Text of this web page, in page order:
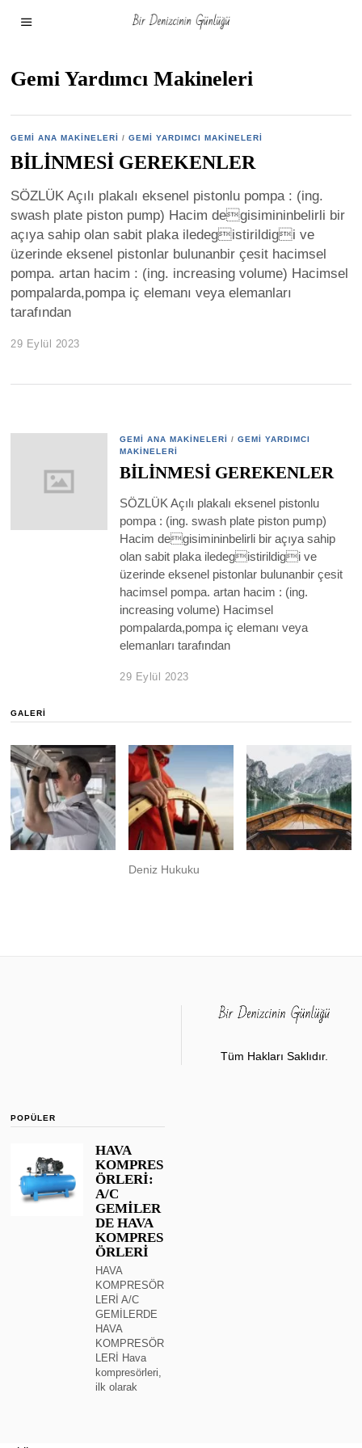
Gemi Yardımcı Makineleri
GEMI ANA MAKINELERI / GEMI YARDIMCI MAKINELERI
BİLİNMESİ GEREKENLER
SÖZLÜK Açılı plakalı eksenel pistonlu pompa : (ing.
swash plate piston pump) Hacim degisimininbelirli bir
açıya sahip olan sabit plaka iledegistirildigi ve
üzerinde eksenel pistonlar bulunanbir çesit hacimsel
pompa. artan hacim : (ing. increasing volume) Hacimsel
pompalarda,pompa iç elemanı veya elemanları
tarafından
29 Eylül 2023
GEMI ANA MAKINELERI / GEMI YARDIMCI
MAKINELERI
BİLİNMESİ GEREKENLER
SÖZLÜK Açılı plakalı eksenel pistonlu
pompa : (ing. swash plate piston pump)
Hacim degisimininbelirli bir açıya sahip
olan sabit plaka iledegistirildigi ve
üzerinde eksenel pistonlar bulunanbir çesit
hacimsel pompa. artan hacim : (ing.
increasing volume) Hacimsel
pompalarda,pompa iç elemanı veya
elemanları tarafından
29 Eylül 2023
GALERI
Deniz Hukuku
Tüm Hakları Saklıdır.
POPÜLER
HAVA
KOMPRES
ÖRLERİ:
A/C
GEMİLER
DE HAVA
KOMPRES
ÖRLERİ
HAVA
KOMPRESÖR
LERİ A/C
GEMİLERDE
HAVA
KOMPRESÖR
LERİ Hava
kompresörleri,
ilk olarak